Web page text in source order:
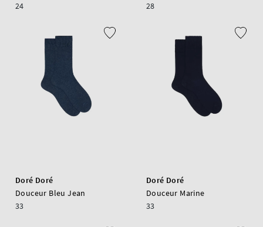
24
28
Doré Doré
Douceur Bleu Jean
33
Doré Doré
Douceur Marine
33